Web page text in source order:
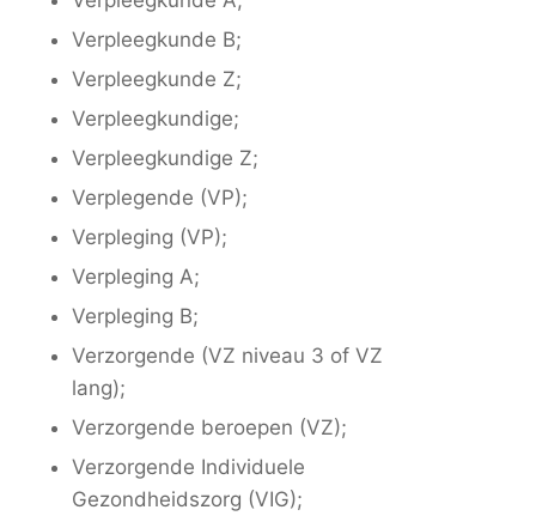
Verpleegkunde B;
Verpleegkunde Z;
Verpleegkundige;
Verpleegkundige Z;
Verplegende (VP);
Verpleging (VP);
Verpleging A;
Verpleging B;
Verzorgende (VZ niveau 3 of VZ
lang);
Verzorgende beroepen (VZ);
Verzorgende Individuele
Gezondheidszorg (VIG);